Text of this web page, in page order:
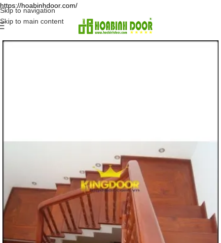
https://hoabinhdoor.com/
Skip to navigation
Skip to main content